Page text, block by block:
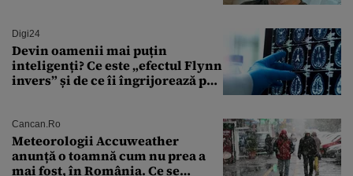
Digi24
Devin oamenii mai puțin
inteligenți? Ce este „efectul Flynn
invers” și de ce îi îngrijorează pe
Cancan.ro
Meteorologii Accuweather
anunță o toamnă cum nu prea a
mai fost, în România. Ce se